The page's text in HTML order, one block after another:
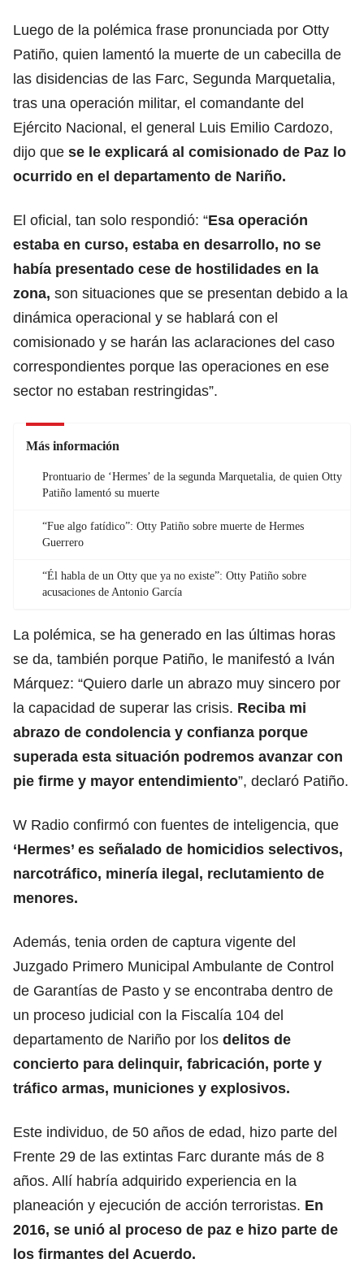
Luego de la polémica frase pronunciada por Otty
Patiño, quien lamentó la muerte de un cabecilla de
las disidencias de las Farc, Segunda Marquetalia,
tras una operación militar, el comandante del
Ejército Nacional, el general Luis Emilio Cardozo,
dijo que se le explicará al comisionado de Paz lo
ocurrido en el departamento de Nariño.
El oficial, tan solo respondió: “Esa operación
estaba en curso, estaba en desarrollo, no se
había presentado cese de hostilidades en la
zona, son situaciones que se presentan debido a la
dinámica operacional y se hablará con el
comisionado y se harán las aclaraciones del caso
correspondientes porque las operaciones en ese
sector no estaban restringidas”.
Más información
Prontuario de ‘Hermes’ de la segunda Marquetalia, de quien Otty
Patiño lamentó su muerte
“Fue algo fatídico”: Otty Patiño sobre muerte de Hermes
Guerrero
“Él habla de un Otty que ya no existe”: Otty Patiño sobre
acusaciones de Antonio García
La polémica, se ha generado en las últimas horas
se da, también porque Patiño, le manifestó a Iván
Márquez: “Quiero darle un abrazo muy sincero por
la capacidad de superar las crisis. Reciba mi
abrazo de condolencia y confianza porque
superada esta situación podremos avanzar con
pie firme y mayor entendimiento”, declaró Patiño.
W Radio confirmó con fuentes de inteligencia, que
‘Hermes’ es señalado de homicidios selectivos,
narcotráfico, minería ilegal, reclutamiento de
menores.
Además, tenia orden de captura vigente del
Juzgado Primero Municipal Ambulante de Control
de Garantías de Pasto y se encontraba dentro de
un proceso judicial con la Fiscalía 104 del
departamento de Nariño por los delitos de
concierto para delinquir, fabricación, porte y
tráfico armas, municiones y explosivos.
Este individuo, de 50 años de edad, hizo parte del
Frente 29 de las extintas Farc durante más de 8
años. Allí habría adquirido experiencia en la
planeación y ejecución de acción terroristas. En
2016, se unió al proceso de paz e hizo parte de
los firmantes del Acuerdo.